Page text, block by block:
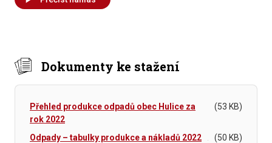
Dokumenty ke stažení
Přehled produkce odpadů obec Hulice za
rok 2022
(53 KB)
Odpady – tabulky produkce a nákladů 2022 (50 KB)